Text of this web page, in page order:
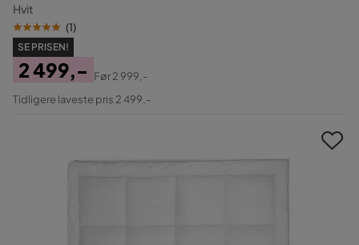
Hvit
(1)
SE PRISEN!
Pris
2 499,-
Original
Før2 999,-
Tidligere laveste pris 2 499,-